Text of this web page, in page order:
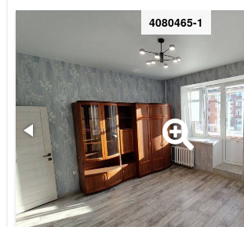
4080465-1